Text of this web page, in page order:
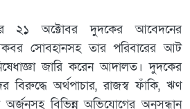
২১ অক্টোবর দুদকের আবেদনের
সোবহানসহ তার পরিবারের আট
জারি করেন আদালত। দুদকের
বিরুদ্ধে অর্থপাচার, রাজস্ব ফাঁকি, ঋণ
বিভিন্ন অভিযোগের অনুসন্ধান